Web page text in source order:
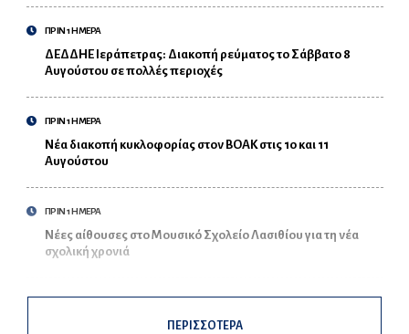
ΠΡΙΝ 1 ΗΜΕΡΑ
ΔΕΔΔΗΕ Ιεράπετρας: Διακοπή ρεύματος το Σάββατο 8
Αυγούστου σε πολλές περιοχές
ΠΡΙΝ 1 ΗΜΕΡΑ
Νέα διακοπή κυκλοφορίας στον ΒΟΑΚ στις 10 και 11
Αυγούστου
ΠΡΙΝ 1 ΗΜΕΡΑ
Νέες αίθουσες στο Μουσικό Σχολείο Λασιθίου για τη νέα
σχολική χρονιά
ΠΕΡΙΣΣΟΤΕΡΑ